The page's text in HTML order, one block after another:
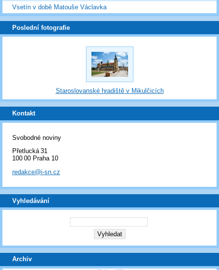
Vsetín v době Matouše Václavka
Poslední fotografie
Staroslovanské hradiště v Mikulčicích
Kontakt
Svobodné noviny
Přetlucká 31
100 00 Praha 10
redakce@i-sn.cz
Vyhledávání
Archiv